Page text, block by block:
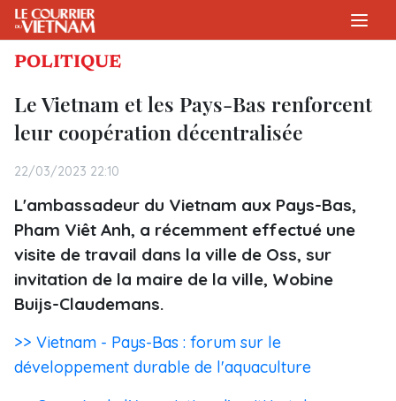
POLITIQUE
Le Vietnam et les Pays-Bas renforcent
leur coopération décentralisée
22/03/2023 22:10
L'ambassadeur du Vietnam aux Pays-Bas,
Pham Viêt Anh, a récemment effectué une
visite de travail dans la ville de Oss, sur
invitation de la maire de la ville, Wobine
Buijs-Claudemans.
>> Vietnam - Pays-Bas : forum sur le
développement durable de l'aquaculture